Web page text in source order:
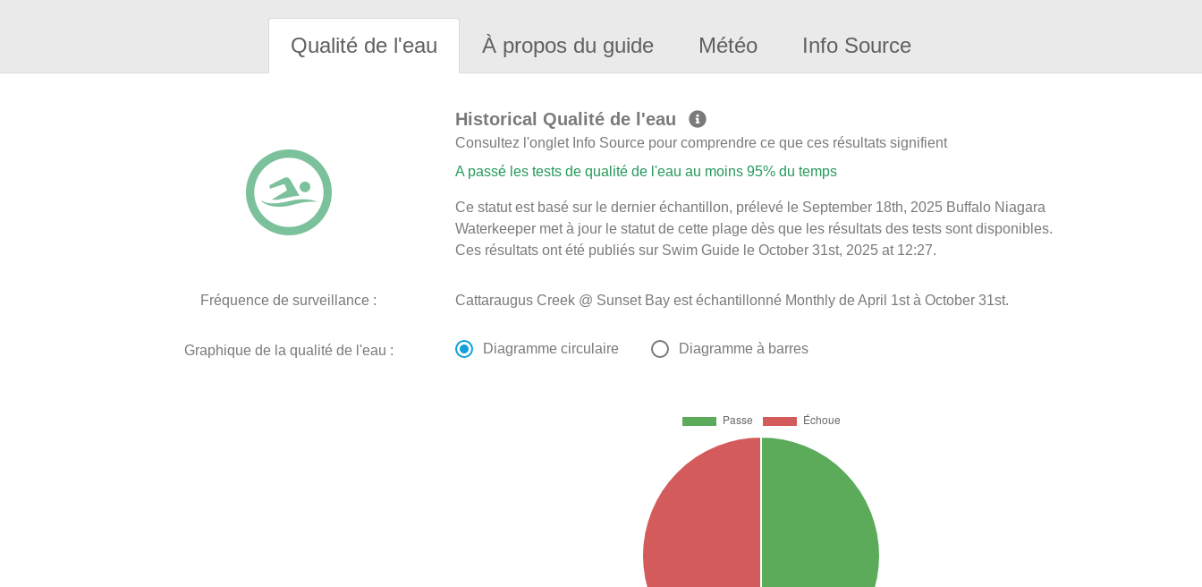
Qualité de l'eau À propos du guide Météo Info Source
Historical Qualité de l'eau
Consultez l'onglet Info Source pour comprendre ce que ces résultats signifient
A passé les tests de qualité de l'eau au moins 95% du temps
Ce statut est basé sur le dernier échantillon, prélevé le September 18th, 2025 Buffalo Niagara
Waterkeeper met à jour le statut de cette plage dès que les résultats des tests sont disponibles.
Ces résultats ont été publiés sur Swim Guide le October 31st, 2025 at 12:27.
Fréquence de surveillance : Cattaraugus Creek @ Sunset Bay est échantillonné Monthly de April 1st à October 31st.
Graphique de la qualité de l'eau : Diagramme circulaire Diagramme à barres